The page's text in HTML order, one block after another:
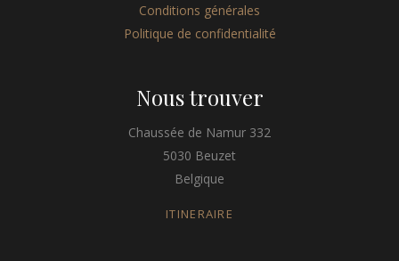
Conditions générales
Politique de confidentialité
Nous trouver
Chaussée de Namur 332
5030 Beuzet
Belgique
ITINERAIRE